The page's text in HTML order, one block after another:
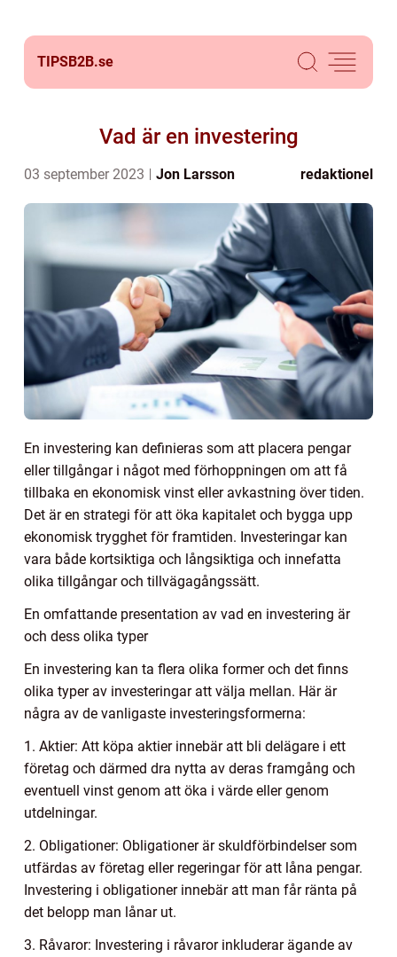
TIPSB2B.se
Vad är en investering
03 september 2023 Jon Larsson redaktionel
En investering kan definieras som att placera pengar
eller tillgångar i något med förhoppningen om att få
tillbaka en ekonomisk vinst eller avkastning över tiden.
Det är en strategi för att öka kapitalet och bygga upp
ekonomisk trygghet för framtiden. Investeringar kan
vara både kortsiktiga och långsiktiga och innefatta
olika tillgångar och tillvägagångssätt.
En omfattande presentation av vad en investering är
och dess olika typer
En investering kan ta flera olika former och det finns
olika typer av investeringar att välja mellan. Här är
några av de vanligaste investeringsformerna:
1. Aktier: Att köpa aktier innebär att bli delägare i ett
företag och därmed dra nytta av deras framgång och
eventuell vinst genom att öka i värde eller genom
utdelningar.
2. Obligationer: Obligationer är skuldförbindelser som
utfärdas av företag eller regeringar för att låna pengar.
Investering i obligationer innebär att man får ränta på
det belopp man lånar ut.
3. Råvaror: Investering i råvaror inkluderar ägande av